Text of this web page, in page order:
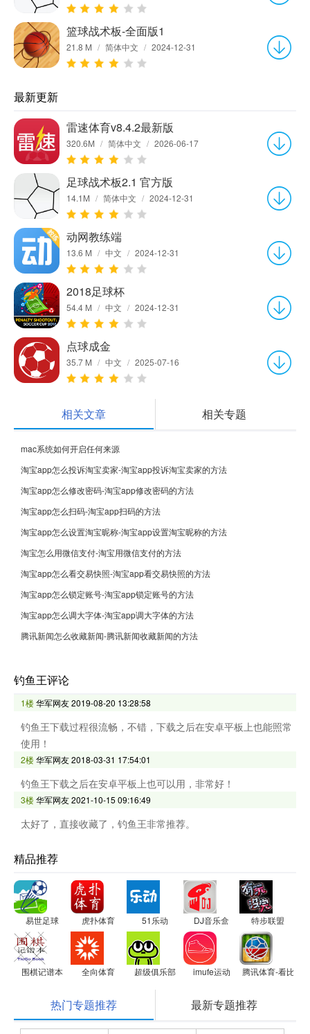
篮球战术板-全面版1
21.8 M / 简体中文 / 2024-12-31
最新更新
雷速体育v8.4.2最新版
320.6M / 简体中文 / 2026-06-17
足球战术板2.1 官方版
14.1M / 简体中文 / 2024-12-31
动网教练端
13.6 M / 中文 / 2024-12-31
2018足球杯
54.4 M / 中文 / 2024-12-31
点球成金
35.7 M / 中文 / 2025-07-16
相关文章 相关专题
mac系统如何开启任何来源
淘宝app怎么投诉淘宝卖家-淘宝app投诉淘宝卖家的方法
淘宝app怎么修改密码-淘宝app修改密码的方法
淘宝app怎么扫码-淘宝app扫码的方法
淘宝app怎么设置淘宝昵称-淘宝app设置淘宝昵称的方法
淘宝怎么用微信支付-淘宝用微信支付的方法
淘宝app怎么看交易快照-淘宝app看交易快照的方法
淘宝app怎么锁定账号-淘宝app锁定账号的方法
淘宝app怎么调大字体-淘宝app调大字体的方法
腾讯新闻怎么收藏新闻-腾讯新闻收藏新闻的方法
钓鱼王评论
1楼华军网友2019-08-20 13:28:58
钓鱼王下载过程很流畅，不错，下载之后在安卓平板上也能照常
使用！
2楼华军网友2018-03-31 17:54:01
钓鱼王下载之后在安卓平板上也可以用，非常好！
3楼华军网友2021-10-15 09:16:49
太好了，直接收藏了，钓鱼王非常推荐。
精品推荐
易世足球 虎扑体育 51乐动 DJ音乐盒 特步联盟
围棋记谱本 全向体育 超级俱乐部 imufe运动 腾讯体育-看比赛
热门专题推荐 最新专题推荐